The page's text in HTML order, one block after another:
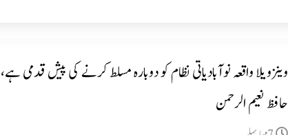
وینزویلا واقعہ نوآبادیاتی نظام کو دوبارہ مسلط کرنے کی پیش قدمی ہے،
حافظ نعیم الرحمن